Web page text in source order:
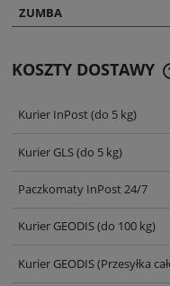
ZUMBA
KOSZTY DOSTAWY
Kurier InPost(do 5 kg)
Kurier GLS(do 5 kg)
Paczkomaty InPost 24/7
Kurier GEODIS(do 100 kg)
Kurier GEODIS(Przesyłka